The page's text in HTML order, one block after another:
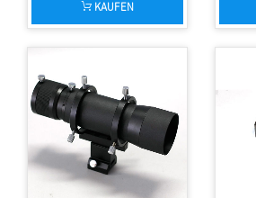
KAUFEN